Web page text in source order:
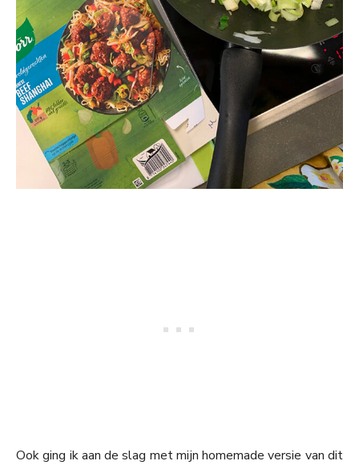
Ook ging ik aan de slag met mijn homemade versie van dit